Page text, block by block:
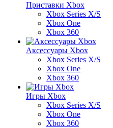
Приставки Xbox
Xbox Series X/S
Xbox One
Xbox 360
Аксессуары Xbox
Xbox Series X/S
Xbox One
Xbox 360
Игры Xbox
Xbox Series X/S
Xbox One
Xbox 360